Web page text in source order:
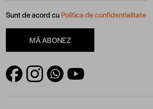
Sunt de acord cuPolitica de confidentialitate
MĂ ABONEZ